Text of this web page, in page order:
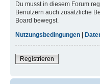
Du musst in diesem Forum
Benutzern auch zusätzliche
Board bewegst.
Nutzungsbedingungen
Registrieren